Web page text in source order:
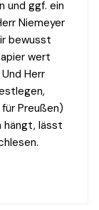
und ggf. ein
Niemeyer
bewusst
wert
Herr
Preußen)
hängt, lässt